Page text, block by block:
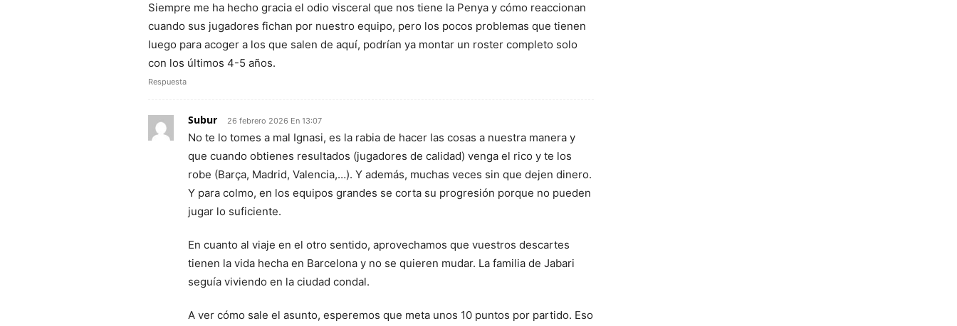
Siempre me ha hecho gracia el odio visceral que nos tiene la Penya y cómo reaccionan
cuando sus jugadores fichan por nuestro equipo, pero los pocos problemas que tienen
luego para acoger a los que salen de aquí, podrían ya montar un roster completo solo
con los últimos 4-5 años.
Respuesta
Subur 26 febrero 2026 En 13:07
No te lo tomes a mal Ignasi, es la rabia de hacer las cosas a nuestra manera y
que cuando obtienes resultados (jugadores de calidad) venga el rico y te los
robe (Barça, Madrid, Valencia,…). Y además, muchas veces sin que dejen dinero.
Y para colmo, en los equipos grandes se corta su progresión porque no pueden
jugar lo suficiente.
En cuanto al viaje en el otro sentido, aprovechamos que vuestros descartes
tienen la vida hecha en Barcelona y no se quieren mudar. La familia de Jabari
seguía viviendo en la ciudad condal.
A ver cómo sale el asunto, esperemos que meta unos 10 puntos por partido. Eso